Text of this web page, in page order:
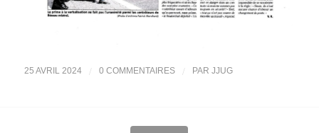
25 AVRIL 2024 0 COMMENTAIRES PAR JJUG